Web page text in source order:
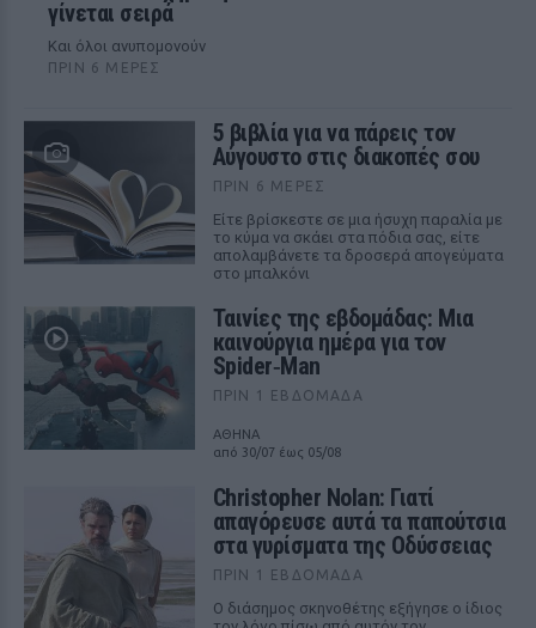
γίνεται σειρά
Και όλοι ανυπομονούν
ΠΡΙΝ 6 ΜΈΡΕΣ
5 βιβλία για να πάρεις τον
Αύγουστο στις διακοπές σου
ΠΡΙΝ 6 ΜΈΡΕΣ
Είτε βρίσκεστε σε μια ήσυχη παραλία με
το κύμα να σκάει στα πόδια σας, είτε
απολαμβάνετε τα δροσερά απογεύματα
στο μπαλκόνι
Ταινίες της εβδομάδας: Μια
καινούργια ημέρα για τον
Spider‑Man
ΠΡΙΝ 1 ΕΒΔΟΜΆΔΑ
ΑΘΗΝΑ
από 30/07 έως 05/08
Christopher Nolan: Γιατί
απαγόρευσε αυτά τα παπούτσια
στα γυρίσματα της Οδύσσειας
ΠΡΙΝ 1 ΕΒΔΟΜΆΔΑ
Ο διάσημος σκηνοθέτης εξήγησε ο ίδιος